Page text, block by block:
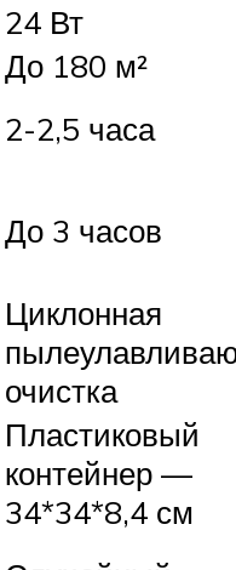
24 Вт
До 180 м²
2-2,5 часа
До 3 часов
Циклонная
очистка
Пластиковый
контейнер —
34*34*8,4 см